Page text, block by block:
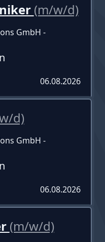
(m/w/d)
GmbH -
06.08.2026
d)
GmbH -
06.08.2026
(m/w/d)